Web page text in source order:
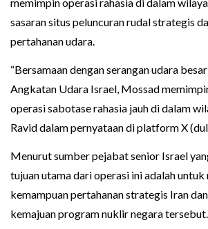
sasaran situs peluncuran rudal strategis
pertahanan udara.
“Bersamaan dengan serangan udara
Angkatan Udara Israel, Mossad
operasi sabotase rahasia jauh di dalam
Ravid dalam pernyataan di platform X
Menurut sumber pejabat senior Israel
tujuan utama dari operasi ini adalah
kemampuan pertahanan strategis Iran
kemajuan program nuklir negara tersebut.